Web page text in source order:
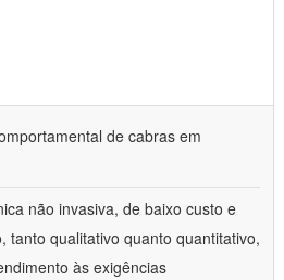
de cabras em
não invasiva, de baixo custo e
tanto qualitativo quanto quantitativo,
às exigências